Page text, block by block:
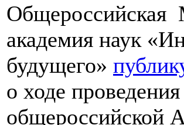
Общероссийская
академия наук
будущего»
о ходе проведения